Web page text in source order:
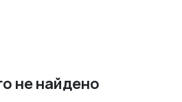
не найдено